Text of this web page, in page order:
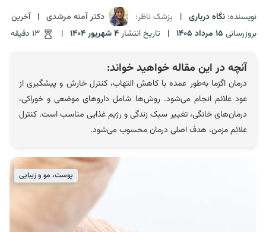
نویسنده: نگاه درباری | پزشک ناظر: دکتر آمنه مرشدی | آخرین
بروزرسانی 15 مرداد 1405 | تاریخ انتشار4 شهریور 1404 |
آنچه در این مقاله خواهید خواند:
درمان اگزما به‌طور عمده با کاهش التهاب، کنترل خارش و پیشگیری از
عود علائم انجام می‌شود. روش‌ها شامل داروهای موضعی و خوراکی،
درمان‌های خانگی، تغییر سبک زندگی و رژیم غذایی مناسب است. کنترل
علائم مزمن، هدف اصلی درمان محسوب می‌شود.
پوست، مو و زیبایی